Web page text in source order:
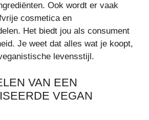
Ook wordt er vaak
cosmetica en
Het biedt jou als consument
Je weet dat alles wat je koopt,
levensstijl.
VAN EEN
VEGAN